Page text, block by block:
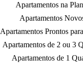
Apartamentos na
Apartamentos
Apartamentos Prontos
Apartamentos de 2 ou 3
Apartamentos de 1